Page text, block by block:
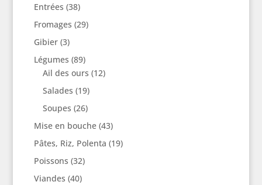
Entrées (38)
Fromages (29)
Gibier(3)
Légumes (89)
Ail des ours (12)
Salades (19)
Soupes (26)
Mise en bouche(43)
Pâtes, Riz, Polenta (19)
Poissons (32)
Viandes (40)